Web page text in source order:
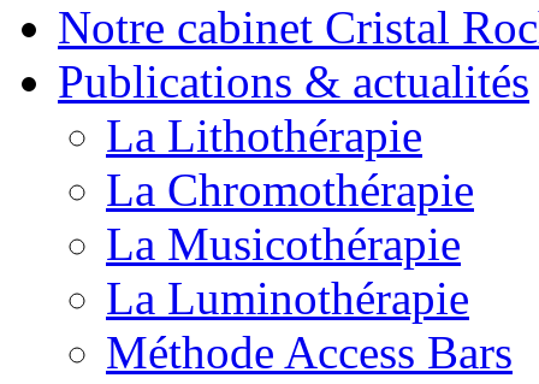
Notre cabinet Cristal
Publications & actualités
La Lithothérapie
La Chromothérapie
La Musicothérapie
La Luminothérapie
Méthode Access Bars